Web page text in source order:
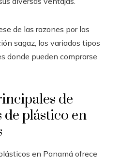
de las razones por las
sagaz, los variados tipos
donde pueden comprarse
de
de plástico en
en Panamá ofrece